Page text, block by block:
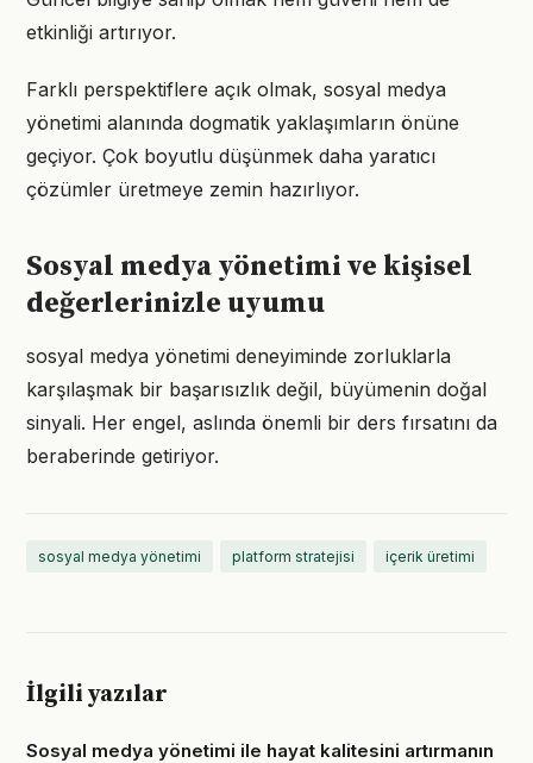
etkinliği artırıyor.
Farklı perspektiflere açık olmak, sosyal medya
yönetimi alanında dogmatik yaklaşımların önüne
geçiyor. Çok boyutlu düşünmek daha yaratıcı
çözümler üretmeye zemin hazırlıyor.
Sosyal medya yönetimi ve kişisel
değerlerinizle uyumu
sosyal medya yönetimi deneyiminde zorluklarla
karşılaşmak bir başarısızlık değil, büyümenin doğal
sinyali. Her engel, aslında önemli bir ders fırsatını da
beraberinde getiriyor.
sosyal medya yönetimi platform stratejisi içerik üretimi
İlgili yazılar
Sosyal medya yönetimi ile hayat kalitesini artırmanın